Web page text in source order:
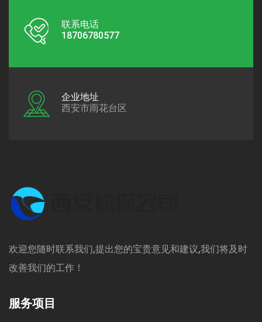
联系电话
18706780577
企业地址
西安市雨花台区
欢迎您随时联系我们,提出您的宝贵意见和建议,我们将及时
改善我们的工作！
服务项目